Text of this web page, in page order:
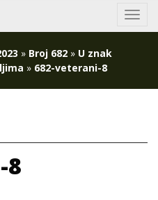
» Broj 682 » U znak
» 682-veterani-8
8